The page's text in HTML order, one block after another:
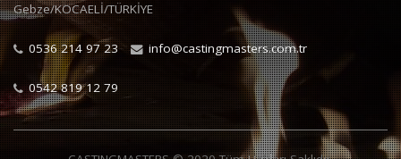
Gebze/KOCAELİ/TÜRKİYE
0536 214 97 23 info@castingmasters.com.tr
0542 819 12 79